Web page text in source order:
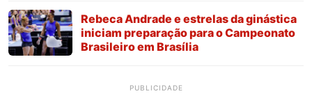
Rebeca Andrade e estrelas da ginástica
iniciam preparação para o Campeonato
Brasileiro em Brasília
PUBLICIDADE